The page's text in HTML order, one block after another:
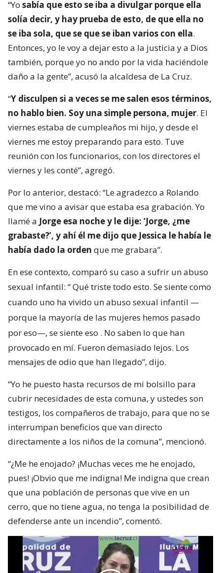
“Yo sabía que esto se iba a divulgar porque ella
solía decir, y hay prueba de esto, de que ella no
se iba sola, que se que se iban varios con ella.
Entonces, yo le voy a dejar esto a la justicia y a Dios
también, porque yo no ando por la vida haciéndole
daño a la gente”, acusó la alcaldesa de La Cruz.
“Y disculpen si a veces se me salen esos términos,
no hablo bien. Soy una simple persona, mujer. El
viernes estaba de cumpleaños mi hijo, y desde el
viernes me estoy preparando para esto. Tuve
reunión con los funcionarios, con los directores el
viernes y les conté”, agregó.
Por lo anterior, destacó: “Le agradezco a Rolando
que me vino a avisar que estaba esa grabación. Yo
llamé a Jorge esa noche y le dije: ‘Jorge, ¿me
grabaste?’, y ahí él me dijo que Jessica le había le
había dado la orden que me grabara”.
En ese contexto, comparó su caso a sufrir un abuso
sexual infantil: “Qué triste todo esto. Se siente como
cuando uno ha vivido un abuso sexual infantil —
porque la mayoría de las mujeres hemos pasado
por eso—, se siente eso . No saben lo que han
provocado en mí. Fueron demasiado lejos. Los
mensajes de odio que han llegado”, dijo.
“Yo he puesto hasta recursos de mi bolsillo para
cubrir necesidades de esta comuna, y ustedes son
testigos, los compañeros de trabajo, para que no se
interrumpan beneficios que van directo
directamente a los niños de la comuna”, mencionó.
“¿Me he enojado? ¡Muchas veces me he enojado,
pues! ¡Obvio que me indigna! Me indigna que crean
que una población de personas que vive en un
cerro, que no tiene agua, no tenga la posibilidad de
defenderse ante un incendio”, comentó.